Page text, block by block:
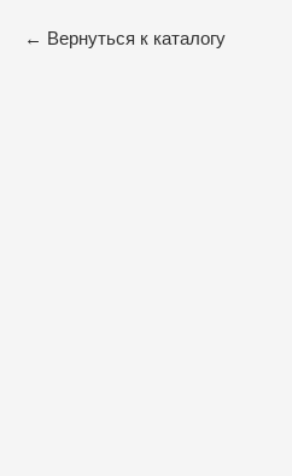
Вернуться к каталогу